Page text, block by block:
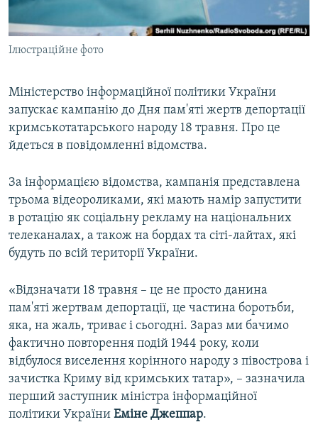
УКРАЇНСЬКА ПРОБЛЕМА КРИМУ
ІНФОГРАФІКА
ДОЛУЧАЙСЯ!
Усі сайти RFE/RL
Ілюстраційне фото
Міністерство інформаційної політики України
запускає кампанію до Дня пам'яті жертв депортації
кримськотатарського народу 18 травня. Про це
йдеться в повідомленні відомства.
За інформацією відомства, кампанія представлена
трьома відеороликами, які мають намір запустити
в ротацію як соціальну рекламу на національних
телеканалах, а також на бордах та сіті-лайтах, які
будуть по всій території України.
«Відзначати 18 травня – це не просто данина
пам'яті жертвам депортації, це частина боротьби,
яка, на жаль, триває і сьогодні. Зараз ми бачимо
фактично повторення подій 1944 року, коли
відбулося виселення корінного народу з півострова і
зачистка Криму від кримських татар», – зазначила
перший заступник міністра інформаційної
політики України Еміне Джеппар.